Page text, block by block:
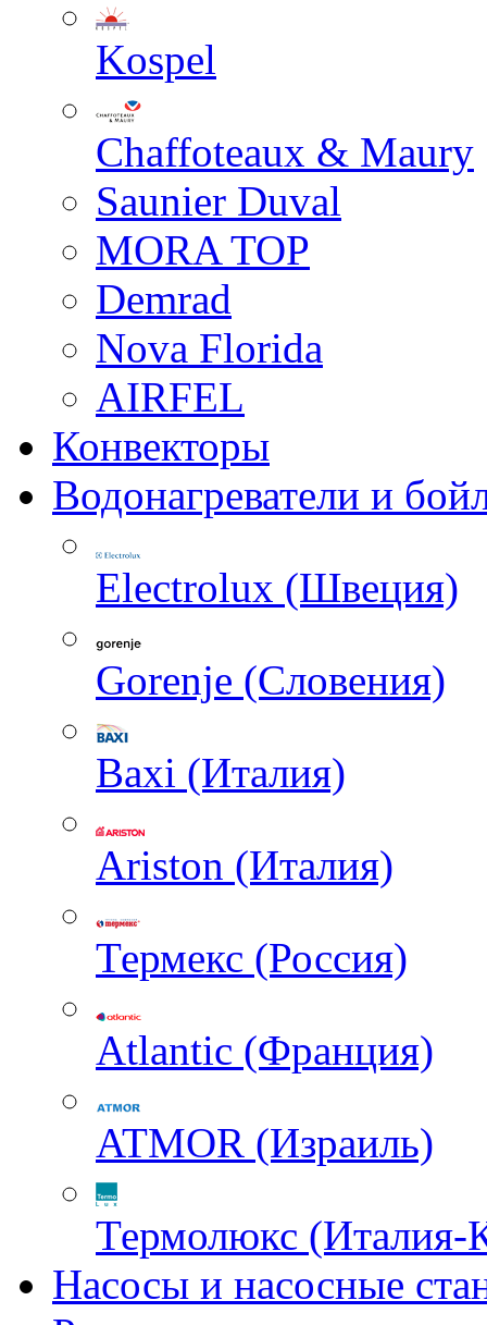
Kospel
Chaffoteaux & Maury
Saunier Duval
MORA TOP
Demrad
Nova Florida
AIRFEL
Конвекторы
Водонагреватели и
Electrolux (Швеция)
Gorenje (Словения)
Baxi (Италия)
Ariston (Италия)
Термекс (Россия)
Atlantic (Франция)
ATMOR (Израиль)
Термолюкс (Италия-
Насосы и насосные